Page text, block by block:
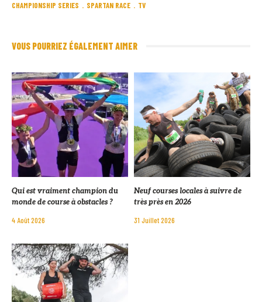
CHAMPIONSHIP SERIES
SPARTAN RACE TV
VOUS POURRIEZ ÉGALEMENT AIMER
Qui est vraiment champion du
monde de course à obstacles ?
4 Août 2026
Neuf courses locales à suivre de
très près en 2026
31 Juillet 2026